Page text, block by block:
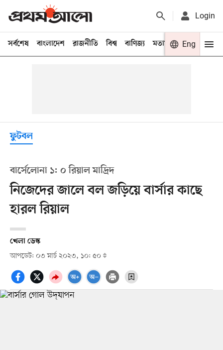
Login
সর্বশেষ বাংলাদেশ রাজনীতি বিশ্ব বাণিজ্য মতামত খেলা
Eng
ফুটবল
বার্সেলোনা ১: ০ রিয়াল মাদ্রিদ
নিজেদের জালে বল জড়িয়ে বার্সার কাছে
হারল রিয়াল
খেলা ডেস্ক
আপডেট: ০৩ মার্চ ২০২৩, ১০: ৫০